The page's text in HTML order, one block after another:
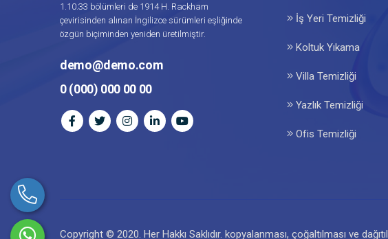
1.10.33 bölümleri de 1914 H. Rackham
çevirisinden alınan İngilizce sürümleri eşliğinde
özgün biçiminden yeniden üretilmiştir.
demo@demo.com
0 (000) 000 00 00
İş Yeri Temizliği
Koltuk Yıkama
Villa Temizliği
Yazlık Temizliği
Ofis Temizliği
Copyright © 2020. Her Hakkı Saklıdır. kopyalanması, çoğaltılması ve